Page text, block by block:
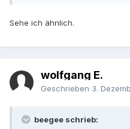
Sehe ich ähnlich.
wolfgang E.
Geschrieben 3.
beegee schrieb: